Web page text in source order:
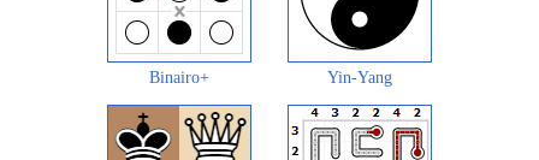
Binairo+ Yin-Yang